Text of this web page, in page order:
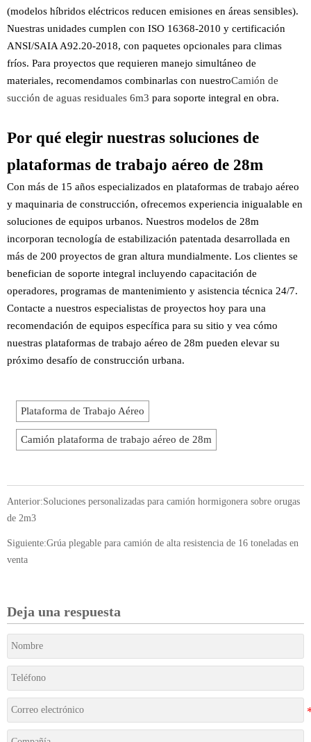
(modelos híbridos eléctricos reducen emisiones en áreas sensibles).
Nuestras unidades cumplen con ISO 16368-2010 y certificación
ANSI/SAIA A92.20-2018, con paquetes opcionales para climas
fríos. Para proyectos que requieren manejo simultáneo de
materiales, recomendamos combinarlas con nuestroCamión de
succión de aguas residuales 6m3 para soporte integral en obra.
Por qué elegir nuestras soluciones de
plataformas de trabajo aéreo de 28m
Con más de 15 años especializados en plataformas de trabajo aéreo
y maquinaria de construcción, ofrecemos experiencia inigualable en
soluciones de equipos urbanos. Nuestros modelos de 28m
incorporan tecnología de estabilización patentada desarrollada en
más de 200 proyectos de gran altura mundialmente. Los clientes se
benefician de soporte integral incluyendo capacitación de
operadores, programas de mantenimiento y asistencia técnica 24/7.
Contacte a nuestros especialistas de proyectos hoy para una
recomendación de equipos específica para su sitio y vea cómo
nuestras plataformas de trabajo aéreo de 28m pueden elevar su
próximo desafío de construcción urbana.
Plataforma de Trabajo Aéreo
Camión plataforma de trabajo aéreo de 28m
Anterior:Soluciones personalizadas para camión hormigonera sobre orugas
de 2m3
Siguiente:Grúa plegable para camión de alta resistencia de 16 toneladas en
venta
Deja una respuesta